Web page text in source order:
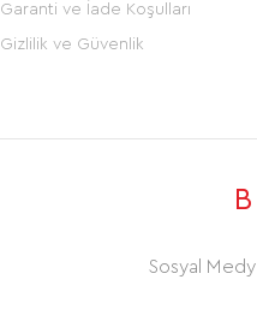
Garanti ve İade Koşulları
Gizlilik ve Güvenlik
Sosyal